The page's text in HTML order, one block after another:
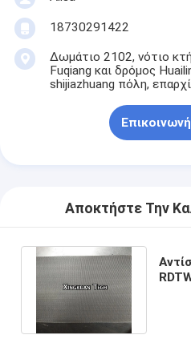
18730291422
Δωμάτιο 2102, νότιο
Fuqiang και δρόμος
shijiazhuang πόλη,
Αποκτήστε Την